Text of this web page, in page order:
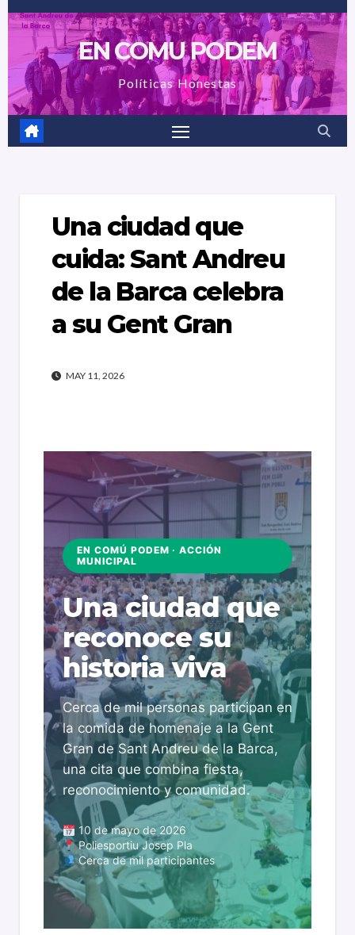
Saltar
contenido
EN COMU PODEM
Políticas Honestas
Una ciudad que
cuida: Sant Andreu
de la Barca celebra
a su Gent Gran
MAY 11, 2026
EN COMÚ PODEM · ACCIÓN
MUNICIPAL
Una ciudad que
reconoce su
historia viva
Cerca de mil personas participan en
la comida de homenaje a la Gent
Gran de Sant Andreu de la Barca,
una cita que combina fiesta,
reconocimiento y comunidad.
10 de mayo de 2026
Poliesportiu Josep Pla
Cerca de mil participantes